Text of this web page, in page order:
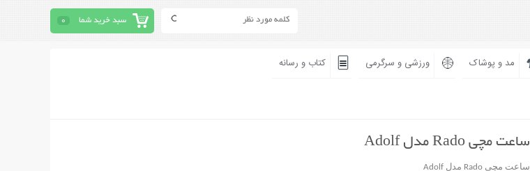
سبد خرید شما 0
مد و پوشاک ورزشی و سرگرمی کتاب و رسانه
ساعت مچی Rado مدل Adolf
ساعت مچی Rado مدل Adolf